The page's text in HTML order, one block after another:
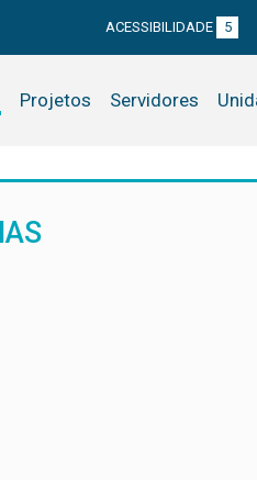
ACESSIBILIDADE 5
Projetos Servidores